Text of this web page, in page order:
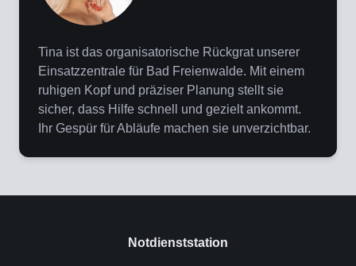
Tina ist das organisatorische Rückgrat unserer
Einsatzzentrale für Bad Freienwalde. Mit einem
ruhigen Kopf und präziser Planung stellt sie
sicher, dass Hilfe schnell und gezielt ankommt.
Ihr Gespür für Abläufe machen sie unverzichtbar.
Notdienststation